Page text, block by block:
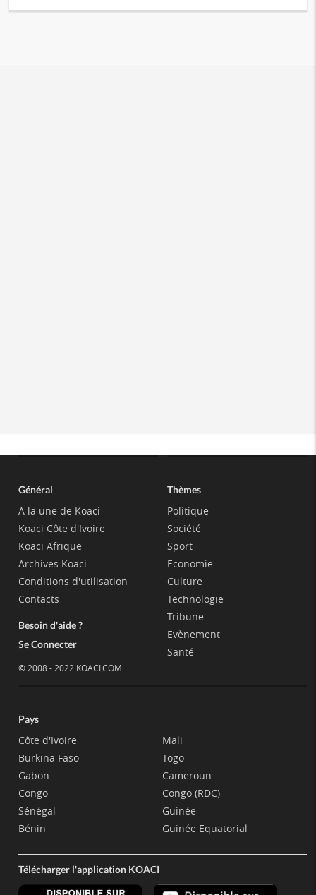
Général
A la une de Koaci
Koaci Côte d'Ivoire
Koaci Afrique
Archives Koaci
Conditions d'utilisation
Contacts
Besoin d'aide ?
Se Connecter
© 2008 - 2022 KOACI.COM
Thèmes
Politique
Société
Sport
Economie
Culture
Technologie
Tribune
Evènement
Santé
Pays
Côte d'Ivoire
Burkina Faso
Gabon
Congo
Sénégal
Bénin
Mali
Togo
Cameroun
Congo (RDC)
Guinée
Guinée Equatorial
Télécharger l'application KOACI